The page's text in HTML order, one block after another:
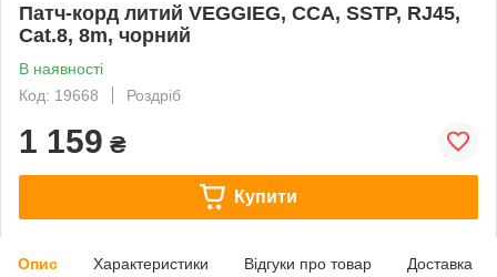
Патч-корд литий VEGGIEG, CCA, SSTP, RJ45,
Cat.8, 8m, чорний
В наявності
Код: 19668
Роздріб
1 159 ₴
Купити
Опис Характеристики Відгуки про товар Доставка